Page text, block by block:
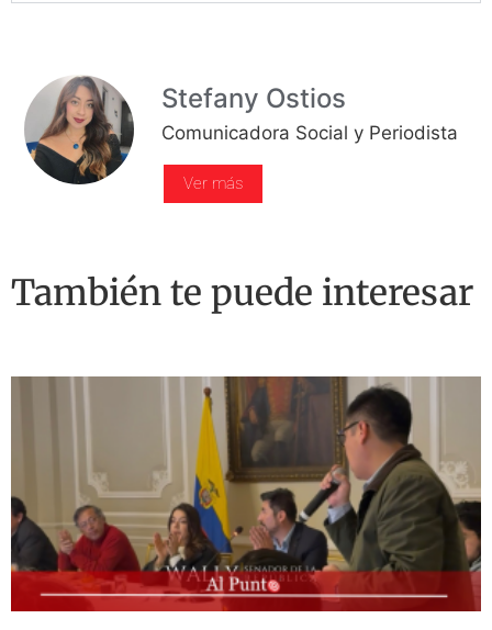
Stefany Ostios
Comunicadora Social y Periodista
Ver más
También te puede interesar